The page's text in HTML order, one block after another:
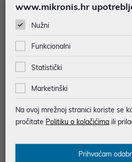
SIGURNA KUPOVINA
BESPLATNA DOSTAVA ZA NARUDŽBE
www.mikronis.hr
Nužni
Funkcionalni
Statistički
Marketinški
Na ovoj mrežnoj stranici koriste se
pročitate Politiku o kolačićima ili
Prihvaćam